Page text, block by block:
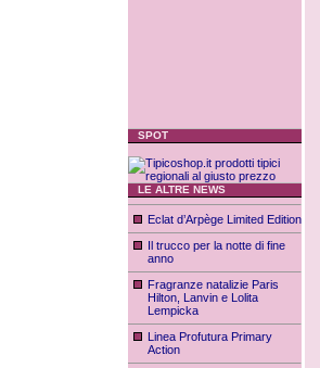
SPOT
LE ALTRE NEWS
Eclat d’Arpège Limited Edition
Il trucco per la notte di fine
anno
Fragranze natalizie Paris
Hilton, Lanvin e Lolita
Lempicka
Linea Profutura Primary
Action